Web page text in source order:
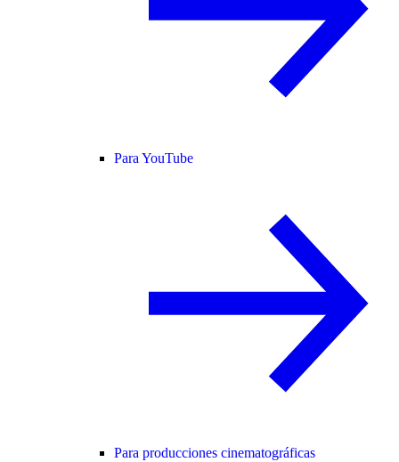
Para YouTube
Para producciones cinematográficas